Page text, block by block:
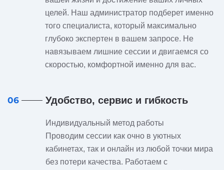
целей. Наш администратор подберет именно
того специалиста, который максимально
глубоко экспертен в вашем запросе. Не
навязываем лишние сессии и двигаемся со
скоростью, комфортной именно для вас.
06 Удобство, сервис и гибкость
Индивидуальный метод работы
Проводим сессии как очно в уютных
кабинетах, так и онлайн из любой точки мира
без потери качества. Работаем с